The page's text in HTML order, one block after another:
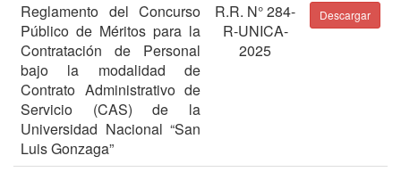
Reglamento del Concurso
Público de Méritos para la
Contratación de Personal
bajo la modalidad de
Contrato Administrativo de
Servicio (CAS) de la
Universidad Nacional “San
Luis Gonzaga”
R.R. N° 284-
R-UNICA-
2025
Descargar